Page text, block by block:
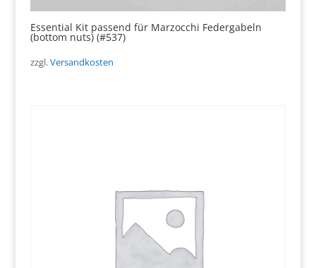
Essential Kit passend für Marzocchi Federgabeln
(bottom nuts) (#537)
zzgl.Versandkosten